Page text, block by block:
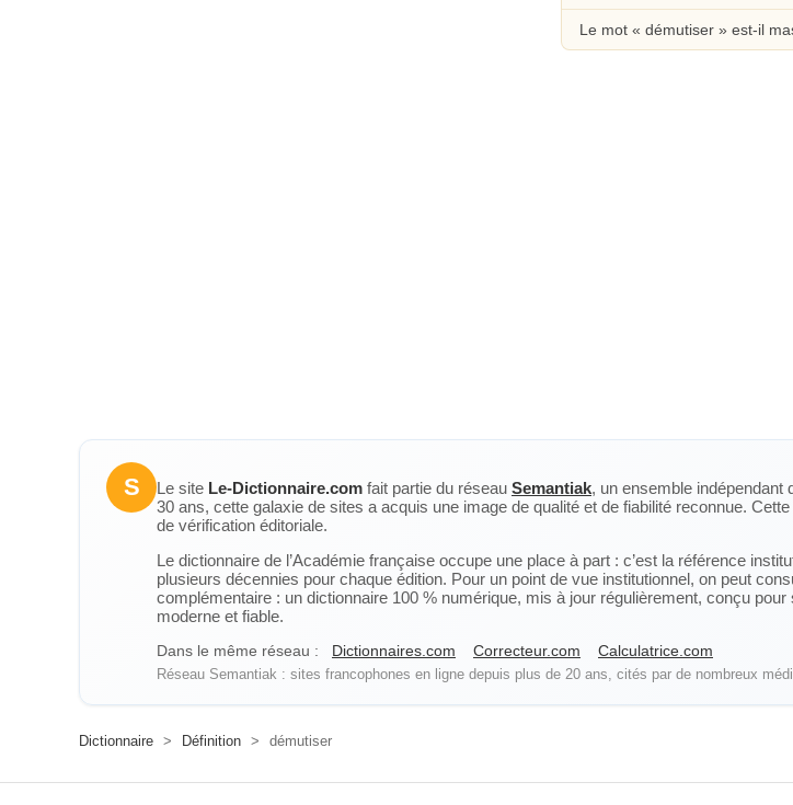
Le mot « démutiser » est-il
S Le site Le-Dictionnaire.com fait partie du réseau Semantiak, un ensemble indépendant
30 ans, cette galaxie de sites a acquis une image de qualité et de fiabilité reconnue.
de vérification éditoriale.
Le dictionnaire de l’Académie française occupe une place à part : c’est la référence
plusieurs décennies pour chaque édition. Pour un point de vue institutionnel, on peut
complémentaire : un dictionnaire 100 % numérique, mis à jour régulièrement, conçu
moderne et fiable.
Dans le même réseau : Dictionnaires.com Correcteur.com Calculatrice.com
Réseau Semantiak : sites francophones en ligne depuis plus de 20 ans, cités par de nombreux
Dictionnaire > Définition > démutiser